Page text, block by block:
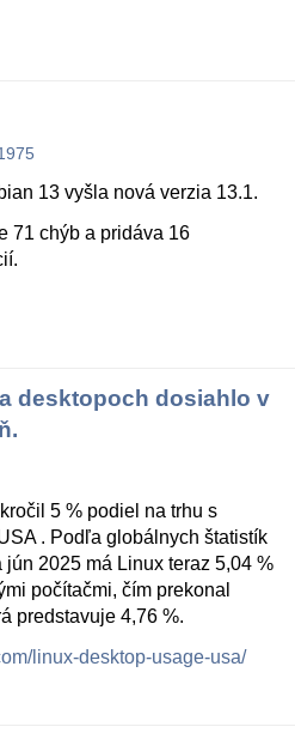
13 vyšla nová verzia 13.1.
71 chýb a pridáva 16
desktopoch dosiahlo v
5 % podiel na trhu s
. Podľa globálnych štatistík
2025 má Linux teraz 5,04 %
počítačmi, čím prekonal
predstavuje 4,76 %.
linux-desktop-usage-usa/